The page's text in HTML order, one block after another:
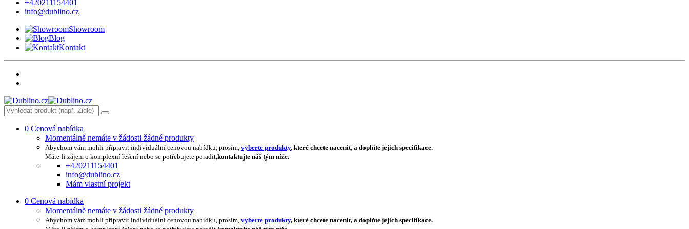
+420211154401
info@dublino.cz
Showroom
Blog
Kontakt
0 Cenová nabídka
Momentálně nemáte v žádosti žádné produkty
Abychom vám mohli připravit individuální cenovou nabídku, prosím, vyberte produkty, které chcete nacenit, a doplňte jejich specifikace.
Máte-li zájem o komplexní řešení nebo se potřebujete poradit,kontaktujte náš tým níže.
+420211154401
info@dublino.cz
Mám vlastní projekt
0 Cenová nabídka
Momentálně nemáte v žádosti žádné produkty
Abychom vám mohli připravit individuální cenovou nabídku, prosím, vyberte produkty, které chcete nacenit, a doplňte jejich specifikace.